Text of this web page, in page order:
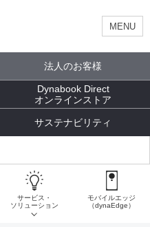
MENU
法人のお客様
Dynabook Direct
オンラインストア
サステナビリティ
サービス・
ソリューション
モバイルエッジ
（dynaEdge）